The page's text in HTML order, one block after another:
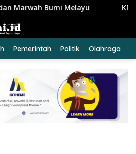
KRYD Polres Kuansing
Pemerintah Politik Olahraga